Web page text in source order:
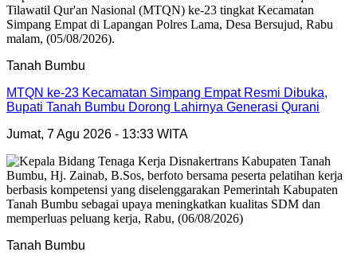
Tanah Bumbu
MTQN ke-23 Kecamatan Simpang Empat Resmi Dibuka,
Bupati Tanah Bumbu Dorong Lahirnya Generasi Qurani
Jumat, 7 Agu 2026 - 13:33 WITA
Tanah Bumbu